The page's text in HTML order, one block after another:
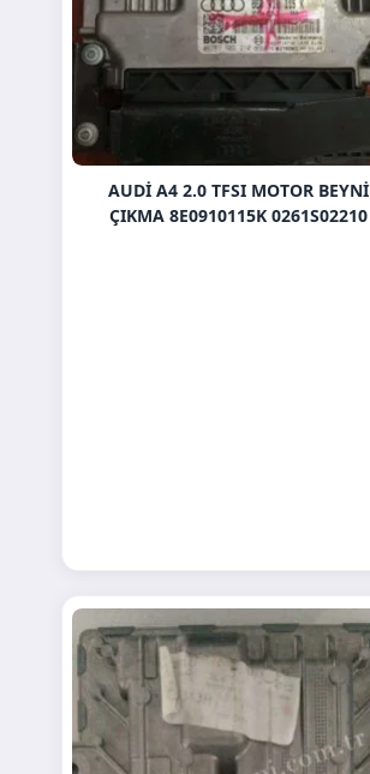
AUDI A4 2.0 TFSI MOTOR BEYNI
ÇIKMA 8E0910115K 0261S02210